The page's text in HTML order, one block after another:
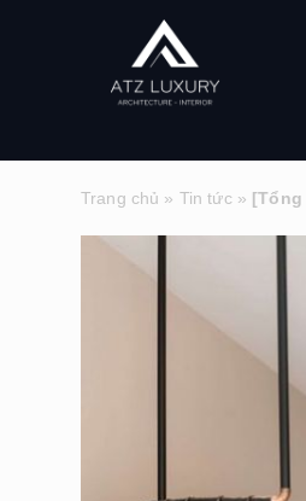
Trang chủ » Tin tức» [Tổng